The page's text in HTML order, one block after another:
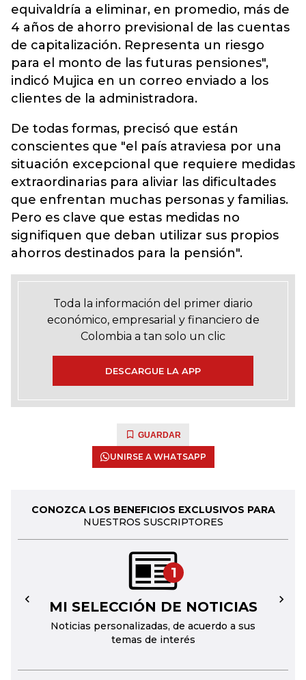
equivaldría a eliminar, en promedio, más de
4 años de ahorro previsional de las cuentas
de capitalización. Representa un riesgo
para el monto de las futuras pensiones",
indicó Mujica en un correo enviado a los
clientes de la administradora.
De todas formas, precisó que están
conscientes que "el país atraviesa por una
situación excepcional que requiere medidas
extraordinarias para aliviar las dificultades
que enfrentan muchas personas y familias.
Pero es clave que estas medidas no
signifiquen que deban utilizar sus propios
ahorros destinados para la pensión".
Toda la información del primer diario
económico, empresarial y financiero de
Colombia a tan solo un clic
DESCARGUE LA APP
GUARDAR
UNIRSE A WHATSAPP
CONOZCA LOS BENEFICIOS EXCLUSIVOS PARA
NUESTROS SUSCRIPTORES
1
MI SELECCIÓN DE NOTICIAS
Noticias personalizadas, de acuerdo a sus
temas de interés
← →